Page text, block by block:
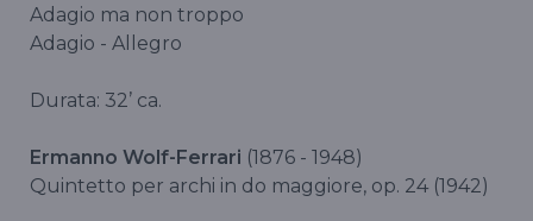
Adagio ma non troppo
Adagio - Allegro
Durata: 32’ ca.
Ermanno Wolf-Ferrari (1876 - 1948)
Quintetto per archi in do maggiore, op. 24 (1942)